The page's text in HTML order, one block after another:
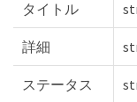
タイトル
詳細
ステータス